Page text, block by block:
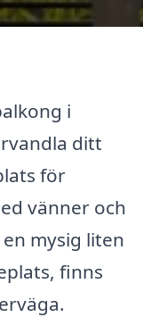
i
ditt
för
vänner och
mysig liten
finns